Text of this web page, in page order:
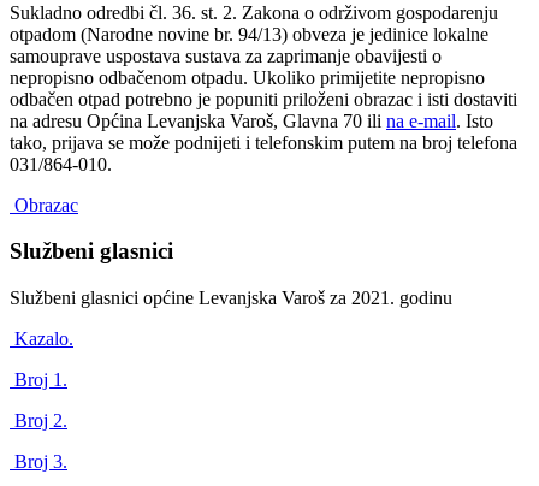
Sukladno odredbi čl. 36. st. 2. Zakona o održivom gospodarenju
otpadom (Narodne novine br. 94/13) obveza je jedinice lokalne
samouprave uspostava sustava za zaprimanje obavijesti o
nepropisno odbačenom otpadu. Ukoliko primijetite nepropisno
odbačen otpad potrebno je popuniti priloženi obrazac i isti dostaviti
na adresu Općina Levanjska Varoš, Glavna 70 ili na e-mail. Isto
tako, prijava se može podnijeti i telefonskim putem na broj telefona
031/864-010.
Obrazac
Službeni glasnici
Službeni glasnici općine Levanjska Varoš za 2021. godinu
Kazalo.
Broj 1.
Broj 2.
Broj 3.